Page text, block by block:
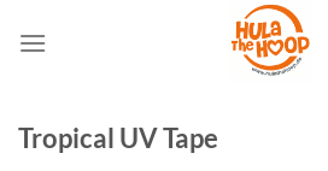
Inhalt
Tropical UV Tape